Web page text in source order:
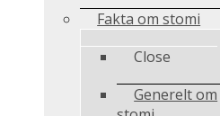
Fakta om stomi
Close
Generelt om